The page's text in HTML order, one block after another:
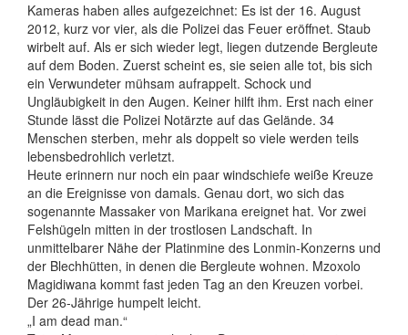
Kameras haben alles aufgezeichnet: Es ist der 16. August
2012, kurz vor vier, als die Polizei das Feuer eröffnet. Staub
wirbelt auf. Als er sich wieder legt, liegen dutzende Bergleute
auf dem Boden. Zuerst scheint es, sie seien alle tot, bis sich
ein Verwundeter mühsam aufrappelt. Schock und
Ungläubigkeit in den Augen. Keiner hilft ihm. Erst nach einer
Stunde lässt die Polizei Notärzte auf das Gelände. 34
Menschen sterben, mehr als doppelt so viele werden teils
lebensbedrohlich verletzt.
Heute erinnern nur noch ein paar windschiefe weiße Kreuze
an die Ereignisse von damals. Genau dort, wo sich das
sogenannte Massaker von Marikana ereignet hat. Vor zwei
Felshügeln mitten in der trostlosen Landschaft. In
unmittelbarer Nähe der Platinmine des Lonmin-Konzerns und
der Blechhütten, in denen die Bergleute wohnen. Mzoxolo
Magidiwana kommt fast jeden Tag an den Kreuzen vorbei.
Der 26-Jährige humpelt leicht.
„I am dead man.“